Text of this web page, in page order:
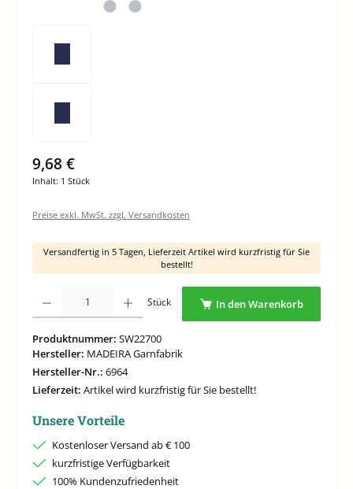
9,68 €
Inhalt: 1 Stück
Preise exkl. MwSt. zzgl. Versandkosten
Versandfertig in 5 Tagen, Lieferzeit Artikel wird kurzfristig für Sie
bestellt!
Produkt Anzahl: Gib den gewünschten Wert ein oder benutze die Schaltflächen um
Stück In den Warenkorb
Produktnummer: SW22700
Hersteller: MADEIRA Garnfabrik
Hersteller-Nr.: 6964
Lieferzeit: Artikel wird kurzfristig für Sie bestellt!
Unsere Vorteile
Kostenloser Versand ab € 100
kurzfristige Verfügbarkeit
100% Kundenzufriedenheit